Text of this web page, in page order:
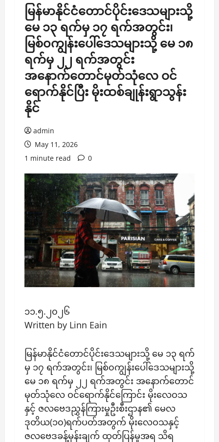
မြန်မာနိုင်ငံတောင်ပိုင်းဒေသများသို့
မေ ၁၃ ရက်မှ ၁၇ ရက်အတွင်း၊
မြစ်၀ကျွန်းပေါ်ဒေသများသို့ မေ ၁၈
ရက်မှ ၂၂ ရက်အတွင်း
အနောက်တောင်မုတ်သုံလေ ဝင်
ရောက်နိုင်ပြီး မိုးထစ်ချုန်းရွာသွန်း
နိုင်
admin
May 11, 2026
1 minute read
0
၁၁.၅.၂၀၂၆
Written by Linn Eain
မြန်မာနိုင်ငံတောင်ပိုင်းဒေသများသို့ မေ ၁၃ ရက်
မှ ၁၇ ရက်အတွင်း၊ မြစ်၀ကျွန်းပေါ်ဒေသများသို့
မေ ၁၈ ရက်မှ ၂၂ ရက်အတွင်း အနောက်တောင်
မုတ်သုံလေ ဝင်ရောက်နိုင်ကြောင်း မိုးလေဝသ
နှင့် ဇလဗေဒညွှန်ကြားမှုဦးစီးဌာန၏ မေလ
ဒုတိယ(၁၀)ရက်ပတ်အတွက် မိုးလေဝသနှင့်
ဇလဗေဒခန့်မှန်းချက် ထုတ်ပြန်မှုအရ သိရ